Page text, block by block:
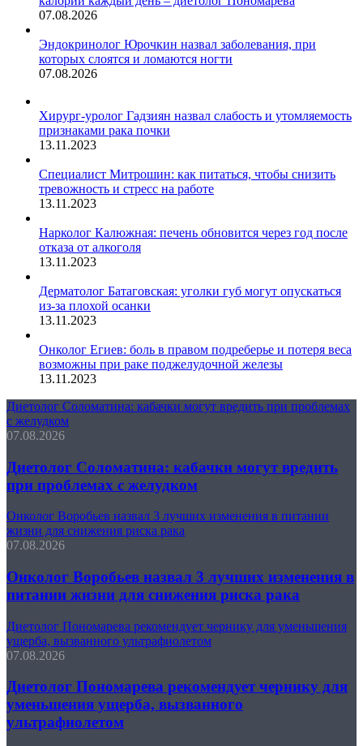
07.08.2026
Эндокринолог Юрочкин назвал заболевания, при
которых слоятся и ломаются ногти
07.08.2026
Хирург-уролог Гадзиян назвал слабость и утомляемость
признаками рака почки
13.11.2023
Специалист Митрошин: как питаться, чтобы снизить
тревожность и стресс на работе
13.11.2023
Нарколог Калюжная: печень обновится через год после
отказа от алкоголя
13.11.2023
Дерматолог Батаговская: уголки губ могут опускаться
из-за плохой осанки
13.11.2023
Онколог Егиев: боль в правом подреберье и потеря веса
возможны при раке поджелудочной железы
13.11.2023
Диетолог Соломатина: кабачки могут вредить при проблемах
с желудком
07.08.2026
Диетолог Соломатина: кабачки могут вредить
при проблемах с желудком
Онколог Воробьев назвал 3 лучших изменения в питании
жизни для снижения риска рака
07.08.2026
Онколог Воробьев назвал 3 лучших изменения в
питании жизни для снижения риска рака
Диетолог Пономарева рекомендует чернику для уменьшения
ущерба, вызванного ультрафиолетом
07.08.2026
Диетолог Пономарева рекомендует чернику для
уменьшения ущерба, вызванного
ультрафиолетом